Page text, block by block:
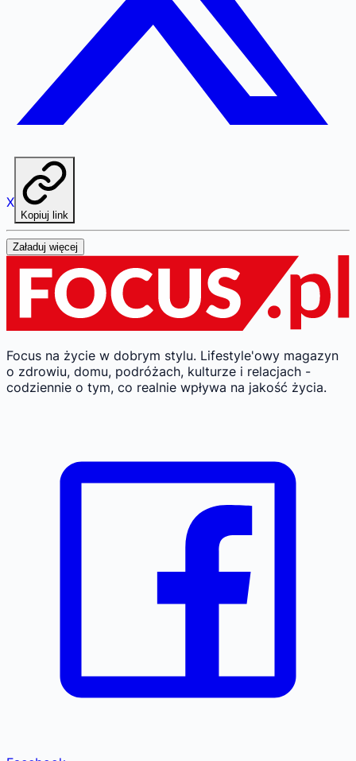
X
Kopiuj link
Załaduj więcej
Focus na życie w dobrym stylu. Lifestyle'owy magazyn
o zdrowiu, domu, podróżach, kulturze i relacjach -
codziennie o tym, co realnie wpływa na jakość życia.